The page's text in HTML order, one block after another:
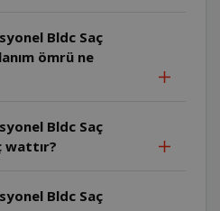
Bldc Saç
ömrü ne
Bldc Saç
wattır?
Bldc Saç